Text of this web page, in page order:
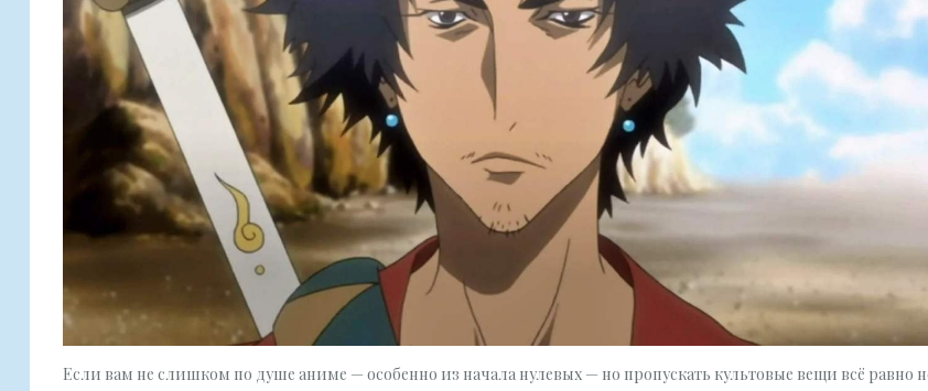
Если вам не слишком по душе аниме — особенно из начала нулевых — но пропускать культовые вещи всё равно